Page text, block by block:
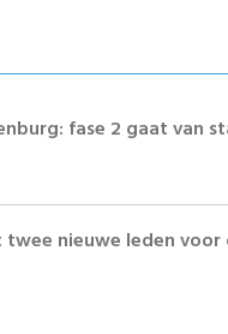
fase 2 gaat van
nieuwe leden voor